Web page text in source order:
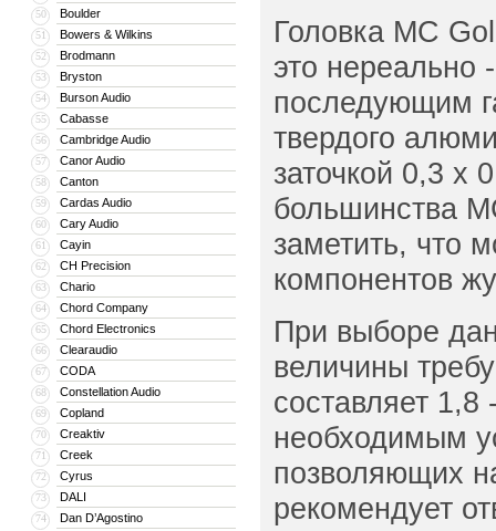
50 Boulder
51 Bowers & Wilkins
52 Brodmann
53 Bryston
54 Burson Audio
55 Cabasse
56 Cambridge Audio
57 Canor Audio
58 Canton
59 Cardas Audio
60 Cary Audio
61 Cayin
62 CH Precision
63 Chario
64 Chord Company
65 Chord Electronics
66 Clearaudio
67 CODA
68 Constellation Audio
69 Copland
70 Creaktiv
71 Creek
72 Cyrus
73 DALI
74 Dan D’Agostino
Головка MC
это нереально
последующим
твердого
заточкой 0,3 x
большинства
заметить, что
компонентов
При выборе
величины
составляет 1,8
необходимым
позволяющих
рекомендует